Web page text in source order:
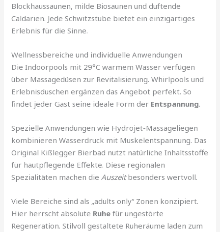
Blockhaussaunen, milde Biosaunen und duftende
Caldarien. Jede Schwitzstube bietet ein einzigartiges
Erlebnis für die Sinne.
Wellnessbereiche und individuelle Anwendungen
Die Indoorpools mit 29°C warmem Wasser verfügen
über Massagedüsen zur Revitalisierung. Whirlpools und
Erlebnisduschen ergänzen das Angebot perfekt. So
findet jeder Gast seine ideale Form der Entspannung.
Spezielle Anwendungen wie Hydrojet-Massageliegen
kombinieren Wasserdruck mit Muskelentspannung. Das
Original Kißlegger Bierbad nutzt natürliche Inhaltsstoffe
für hautpflegende Effekte. Diese regionalen
Spezialitäten machen die Auszeitbesonders wertvoll.
Viele Bereiche sind als „adults only“ Zonen konzipiert.
Hier herrscht absolute Ruhe für ungestörte
Regeneration. Stilvoll gestaltete Ruheräume laden zum